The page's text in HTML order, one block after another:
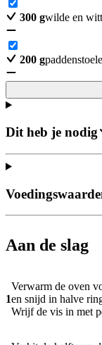
300 gwilde en
200 g
Dit heb je nodig
Aan de slag
1
Verwarm de oven
en snijd in halve
Wrijf de vis in met